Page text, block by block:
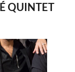
QUINTET